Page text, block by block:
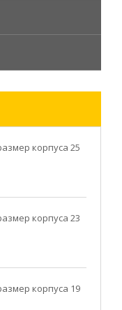
корпуса 25
корпуса 23
корпуса 19